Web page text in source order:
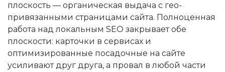
плоскость — органическая выдача с гео-
привязанными страницами сайта. Полноценная
работа над локальным SEO закрывает обе
плоскости: карточки в сервисах и
оптимизированные посадочные на сайте
усиливают друг друга, а провал в любой части